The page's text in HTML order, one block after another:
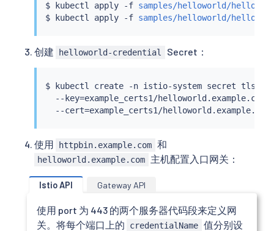
$ kubectl apply -f samples/helloworld/
$
kubectl apply -f samples/helloworld/
创建 helloworld-credential Secret：
$ kubectl
create -n istio-system secret tls
  --key
=example_certs1/
  --cert
=
使用 httpbin.example.com 和
helloworld.example.com 主机配置入口网关：
Istio API Gateway API
使用 port 为 443 的两个服务器代码段来定义网
关。将每个端口上的
credentialName 值分别设